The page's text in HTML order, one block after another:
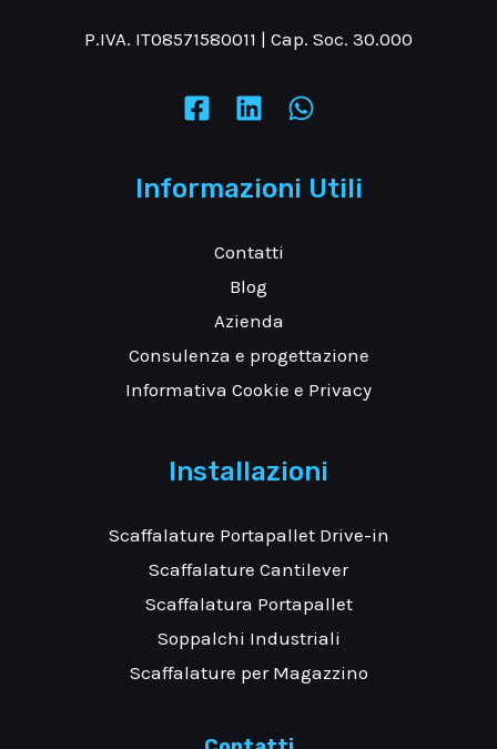
P.IVA. IT08571580011 | Cap. Soc. 30.000
Informazioni Utili
Contatti
Blog
Azienda
Consulenza e progettazione
Informativa Cookie e Privacy
Installazioni
Scaffalature Portapallet Drive-in
Scaffalature Cantilever
Scaffalatura Portapallet
Soppalchi Industriali
Scaffalature per Magazzino